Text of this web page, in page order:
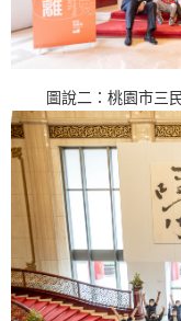
s
t
e
圖說二：桃園市三